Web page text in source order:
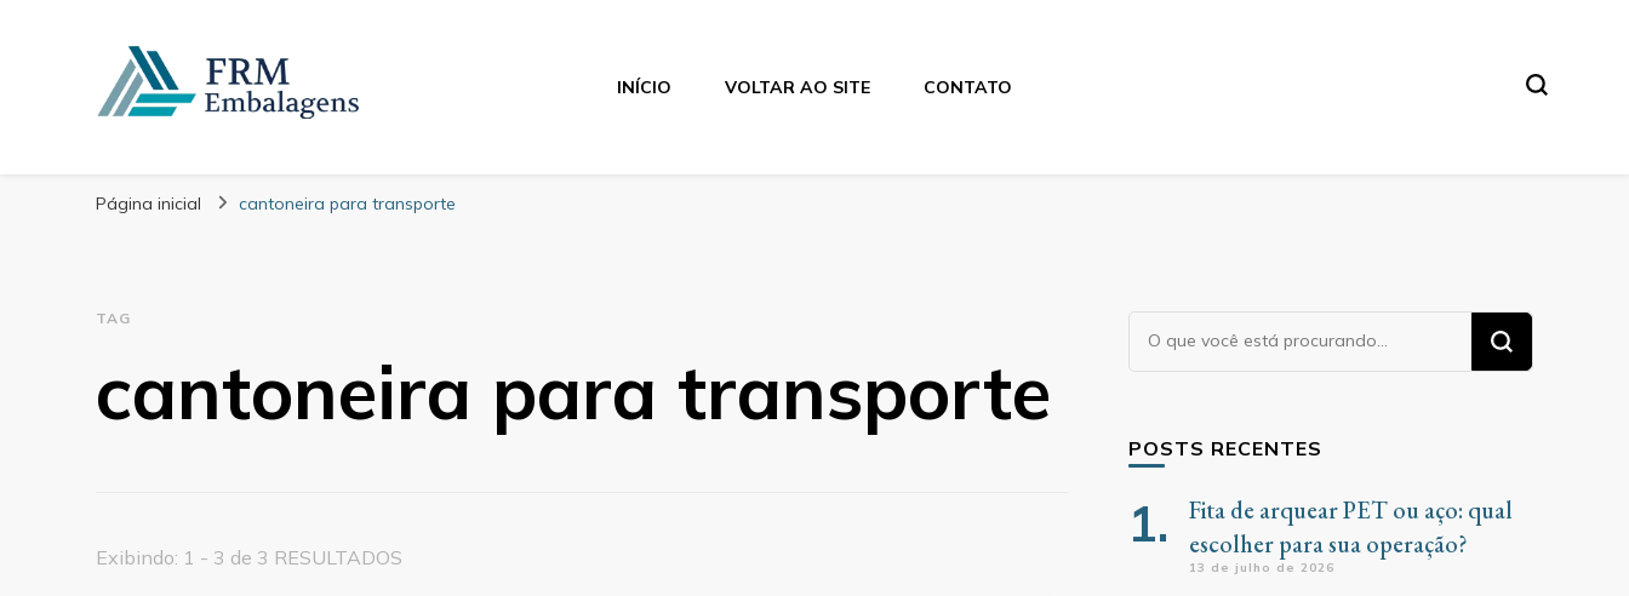
FRM Embalagens
INÍCIO VOLTAR AO SITE CONTATO
Página inicial cantoneira para transporte
TAG
cantoneira para transporte
Exibindo: 1 - 3 de 3 RESULTADOS
Procurando
algo?
POSTS RECENTES
Fita de arquear PET ou aço: qual
escolher para sua operação?
13 de julho de 2026